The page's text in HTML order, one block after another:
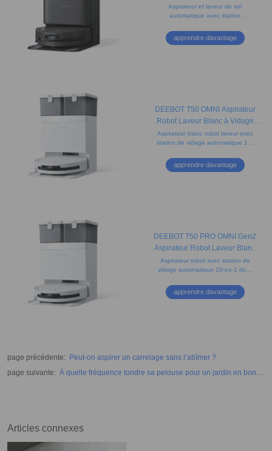
(Puissant, Tapis, Bords)
Aspirateur et laveur de sol
automatique avec station
lavage à l'eau chaude et détection
des taches par IA.
apprendre davantage
DEEBOT T50 OMNI Aspirateur
Robot Laveur Blanc à Vidage
Auto (Puissant, Ultra-fin, Tapis)
Aspirateur blanc robot laveur avec
station de vidage automatique 10-
enchevêtrement, nettoyage des
bords et cartographie.
apprendre davantage
DEEBOT T50 PRO OMNI Gen2
Aspirateur Robot Laveur Blanc
LiDAR (Puissant, IA, Ultra-Fin)
Aspirateur robot avec station de
vidage automatique 10-en-1 doté
anti-nœuds et du nettoyage précis
apprendre davantage
page précédente:
Peut-on aspirer un carrelage sans l’abîmer ?
page suivante: À quelle fréquence tondre sa pelouse pour un jardin en bonne
Articles connexes